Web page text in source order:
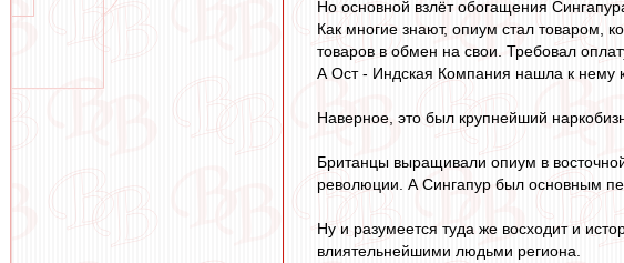
Но основной взлёт обогащения
Как многие знают, опиум стал товаром,
товаров в обмен на свои. Требовал
А Ост - Индская Компания нашла к нему
Наверное, это был крупнейший
Британцы выращивали опиум в
революции. А Сингапур был основным
Ну и разумеется туда же восходит и
влиятельнейшими людьми региона.